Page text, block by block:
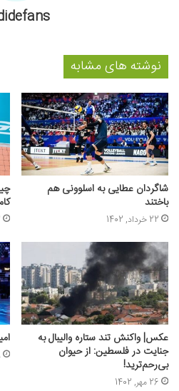
نوشته های مشابه
شاگردان عطایی به اسلوونی هم
باختند
22 خرداد, 1402
عکس‌| واکنش تند ستاره والیبال به
جنایت در فلسطین: از حیوان
بی‌رحم‌ترید!
26 مهر, 1402